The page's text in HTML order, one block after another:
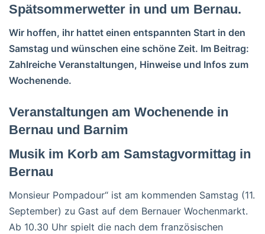
Spätsommerwetter in und um Bernau.
Wir hoffen, ihr hattet einen entspannten Start in den
Samstag und wünschen eine schöne Zeit. Im Beitrag:
Zahlreiche Veranstaltungen, Hinweise und Infos zum
Wochenende.
Veranstaltungen am Wochenende in
Bernau und Barnim
Musik im Korb am Samstagvormittag in
Bernau
Monsieur Pompadour“ ist am kommenden Samstag (11.
September) zu Gast auf dem Bernauer Wochenmarkt.
Ab 10.30 Uhr spielt die nach dem französischen